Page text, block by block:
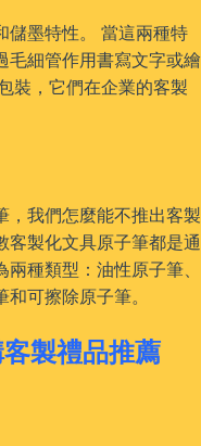
儲墨特性。 當這兩種特
毛細管作用書寫文字或繪
裝，它們在企業的客製
，我們怎麼能不推出客製
製化文具原子筆都是通
種類型：油性原子筆、
可擦除原子筆。
製禮品推薦